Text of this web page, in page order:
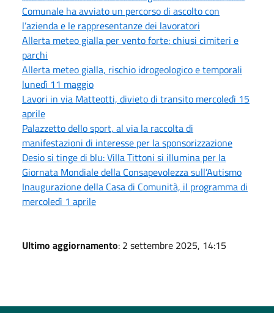
Comunale ha avviato un percorso di ascolto con
l’azienda e le rappresentanze dei lavoratori
Allerta meteo gialla per vento forte: chiusi cimiteri e
parchi
Allerta meteo gialla, rischio idrogeologico e temporali
lunedì 11 maggio
Lavori in via Matteotti, divieto di transito mercoledì 15
aprile
Palazzetto dello sport, al via la raccolta di
manifestazioni di interesse per la sponsorizzazione
Desio si tinge di blu: Villa Tittoni si illumina per la
Giornata Mondiale della Consapevolezza sull’Autismo
Inaugurazione della Casa di Comunità, il programma di
mercoledì 1 aprile
Ultimo aggiornamento: 2 settembre 2025, 14:15